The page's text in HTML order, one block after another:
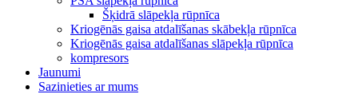
Šķidrā slāpekļa rūpnīca
Kriogēnās gaisa atdalīšanas skābekļa rūpnīca
Kriogēnās gaisa atdalīšanas slāpekļa rūpnīca
kompresors
Jaunumi
Sazinieties ar mums